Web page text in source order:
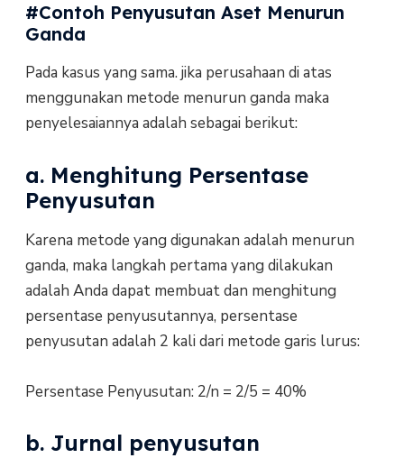
#Contoh Penyusutan Aset Menurun
Ganda
Pada kasus yang sama. jika perusahaan di atas
menggunakan metode menurun ganda maka
penyelesaiannya adalah sebagai berikut:
a. Menghitung Persentase
Penyusutan
Karena metode yang digunakan adalah menurun
ganda, maka langkah pertama yang dilakukan
adalah Anda dapat membuat dan menghitung
persentase penyusutannya, persentase
penyusutan adalah 2 kali dari metode garis lurus:
Persentase Penyusutan: 2/n = 2/5 = 40%
b. Jurnal penyusutan